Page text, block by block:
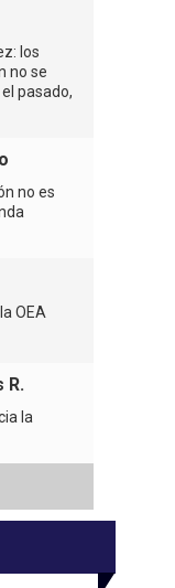
los
no se
pasado,
no es
OEA
R.
la